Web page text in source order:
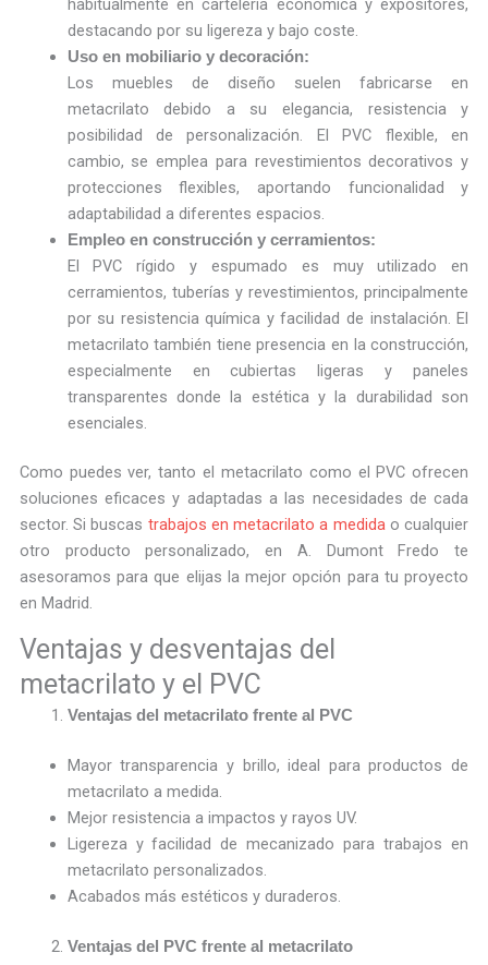
destacando por su ligereza y bajo coste.
Uso en mobiliario y decoración:
Los muebles de diseño suelen fabricarse en
metacrilato debido a su elegancia, resistencia y
posibilidad de personalización. El PVC flexible, en
cambio, se emplea para revestimientos decorativos y
protecciones flexibles, aportando funcionalidad y
adaptabilidad a diferentes espacios.
Empleo en construcción y cerramientos:
El PVC rígido y espumado es muy utilizado en
cerramientos, tuberías y revestimientos, principalmente
por su resistencia química y facilidad de instalación. El
metacrilato también tiene presencia en la construcción,
especialmente en cubiertas ligeras y paneles
transparentes donde la estética y la durabilidad son
esenciales.
Como puedes ver, tanto el metacrilato como el PVC ofrecen
soluciones eficaces y adaptadas a las necesidades de cada
sector. Si buscas trabajos en metacrilato a medidao cualquier
otro producto personalizado, en A. Dumont Fredo te
asesoramos para que elijas la mejor opción para tu proyecto
en Madrid.
Ventajas y desventajas del
metacrilato y el PVC
Ventajas del metacrilato frente al PVC
Mayor transparencia y brillo, ideal para productos de
metacrilato a medida.
Mejor resistencia a impactos y rayos UV.
Ligereza y facilidad de mecanizado para trabajos en
metacrilato personalizados.
Acabados más estéticos y duraderos.
Ventajas del PVC frente al metacrilato